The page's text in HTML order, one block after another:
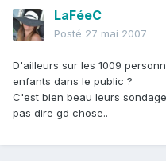
LaFéeC
Posté 27 mai 2007
D'ailleurs sur les 1009
enfants dans le public ?
C'est bien beau leurs
pas dire gd chose..